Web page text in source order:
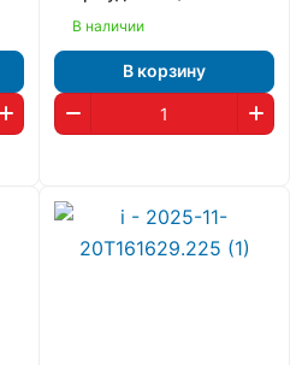
В наличии
В корзину